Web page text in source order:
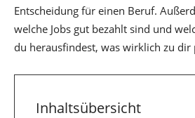
Entscheidung für einen Beruf.
welche Jobs gut bezahlt sind und
du herausfindest, was wirklich zu dir
Inhaltsübersicht